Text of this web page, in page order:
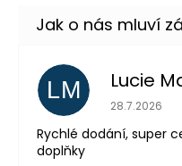
LM Lucie
Hodnocení
28.7.2026
Rychlé dodání, super
doplňky